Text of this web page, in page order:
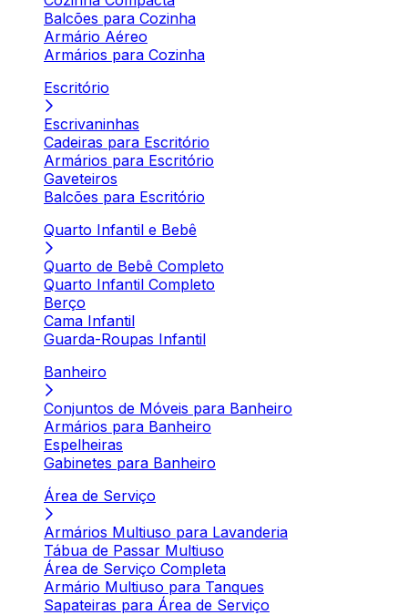
Balcões para Cozinha
Armário Aéreo
Armários para Cozinha
Escritório
Escrivaninhas
Cadeiras para Escritório
Armários para Escritório
Gaveteiros
Balcões para Escritório
Quarto Infantil e Bebê
Quarto de Bebê Completo
Quarto Infantil Completo
Berço
Cama Infantil
Guarda-Roupas Infantil
Banheiro
Conjuntos de Móveis para Banheiro
Armários para Banheiro
Espelheiras
Gabinetes para Banheiro
Área de Serviço
Armários Multiuso para Lavanderia
Tábua de Passar Multiuso
Área de Serviço Completa
Armário Multiuso para Tanques
Sapateiras para Área de Serviço